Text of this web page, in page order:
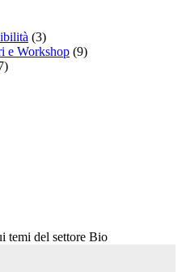
(3)
e Workshop (9)
temi del settore Bio